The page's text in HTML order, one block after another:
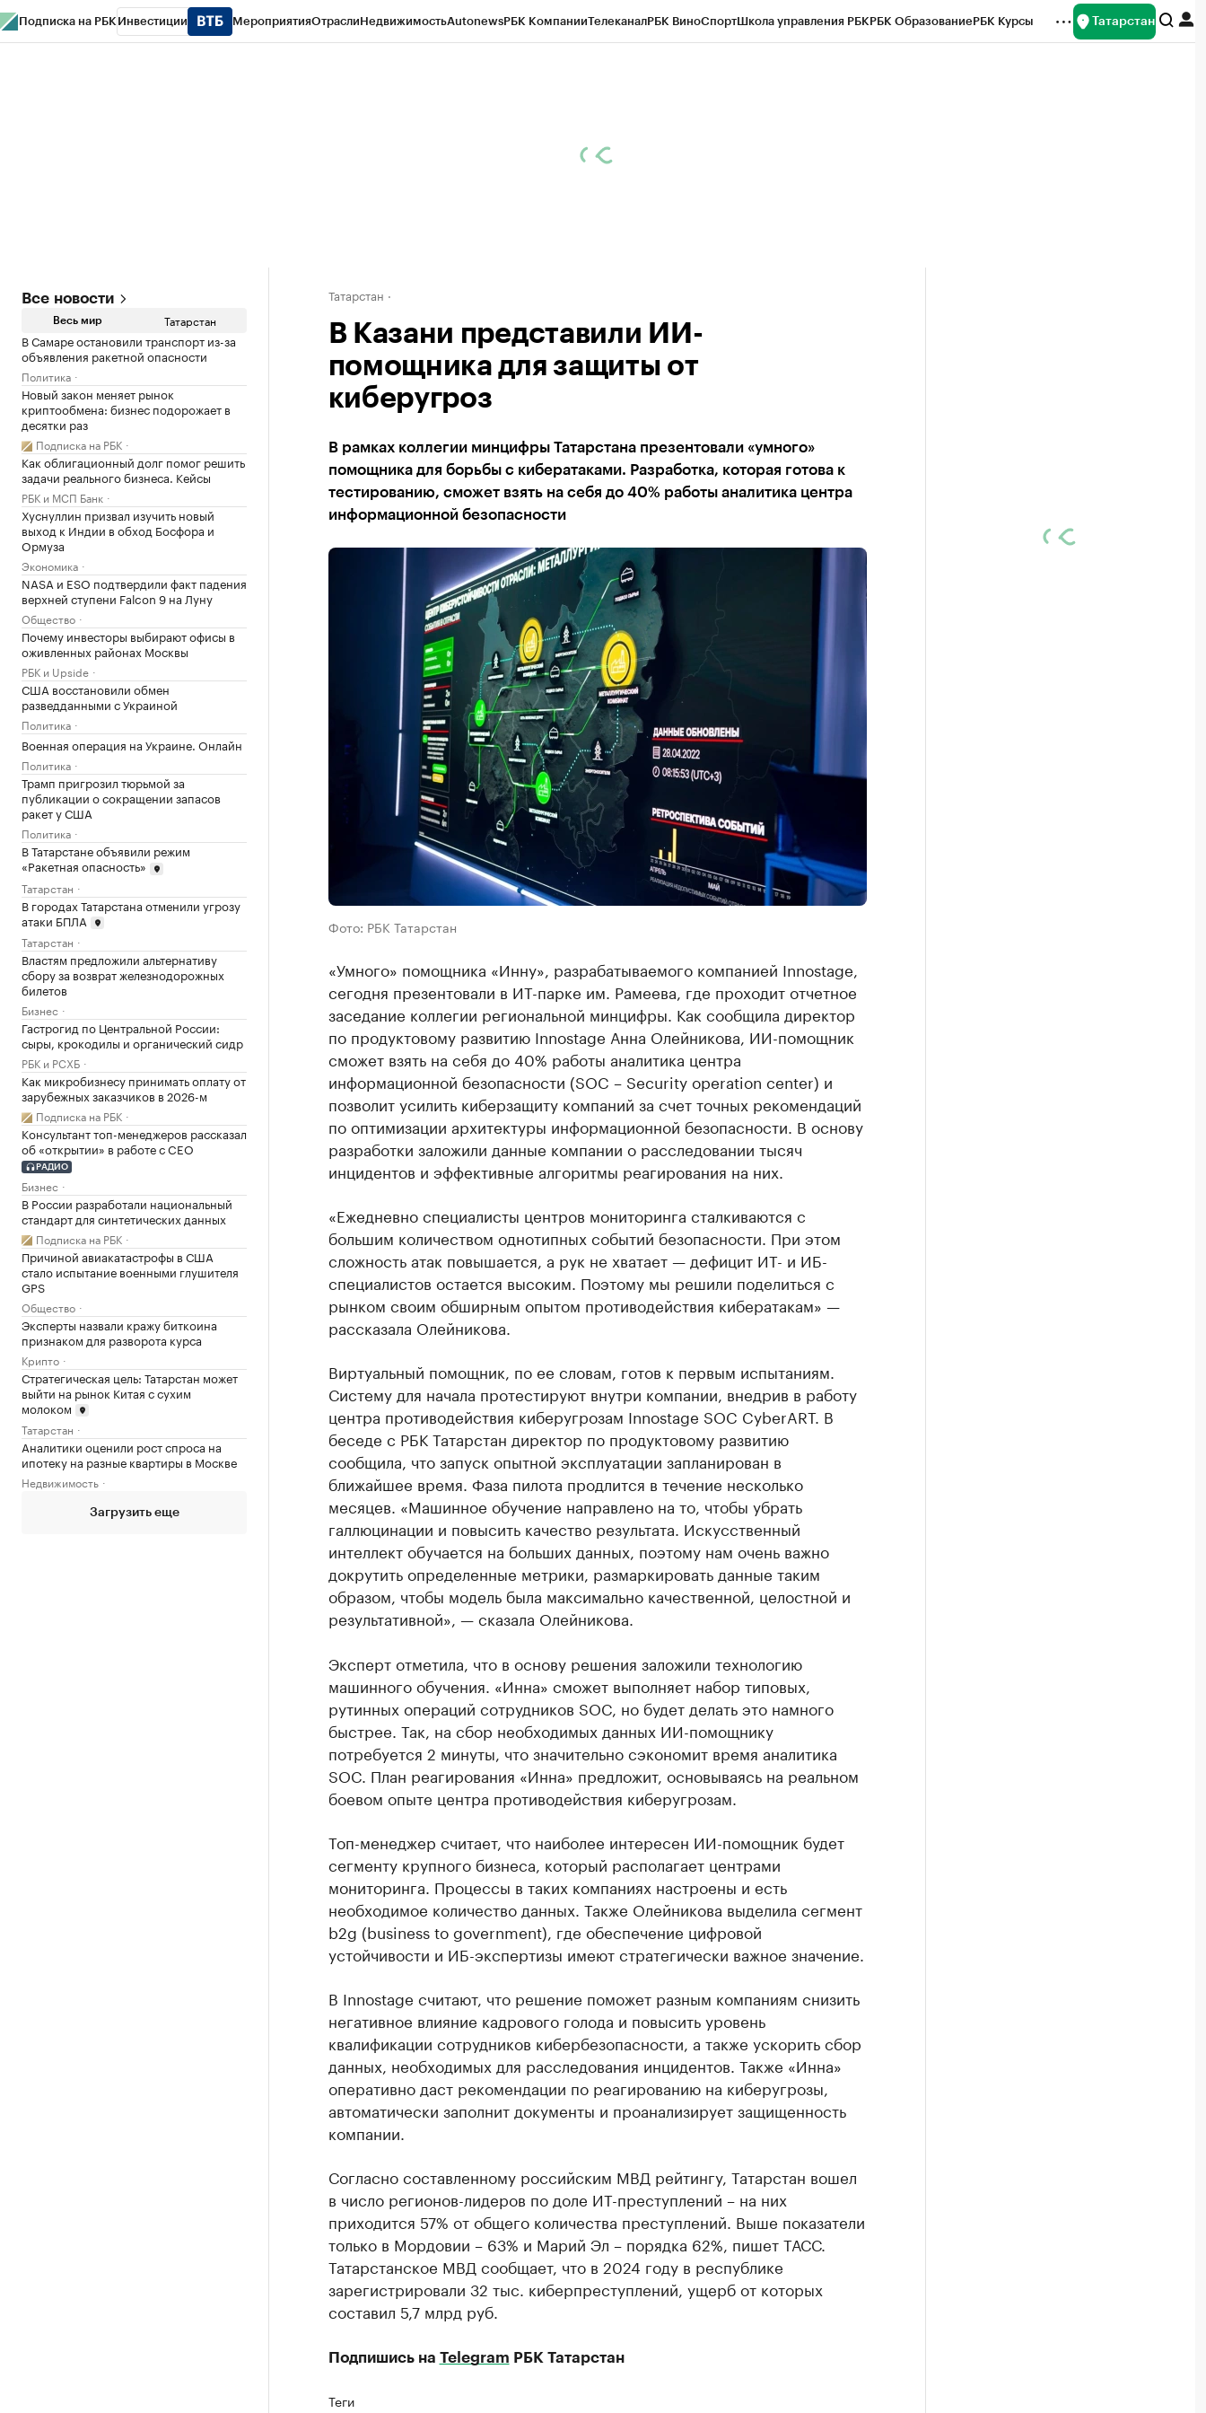
Подписка на РБК Инвестиции МероприятияОтраслиНедвижимостьAutonewsРБК КомпанииТелеканалРБК ВиноСпортШкола управления РБКРБК ОбразованиеРБК Курсы Татарстан
Все новости
Весь мир Татарстан
В Самаре остановили транспорт из-за
объявления ракетной опасности
Политика
Новый закон меняет рынок
криптообмена: бизнес подорожает в
десятки раз
Подписка на РБК
Как облигационный долг помог решить
задачи реального бизнеса. Кейсы
РБК и МСП Банк
Хуснуллин призвал изучить новый
выход к Индии в обход Босфора и
Ормуза
Экономика
NASA и ESO подтвердили факт падения
верхней ступени Falcon 9 на Луну
Общество
Почему инвесторы выбирают офисы в
оживленных районах Москвы
РБК и Upside
США восстановили обмен
разведданными с Украиной
Политика
Военная операция на Украине. Онлайн
Политика
Трамп пригрозил тюрьмой за
публикации о сокращении запасов
ракет у США
Политика
В Татарстане объявили режим
«Ракетная опасность»
Татарстан
В городах Татарстана отменили угрозу
атаки БПЛА
Татарстан
Властям предложили альтернативу
сбору за возврат железнодорожных
билетов
Бизнес
Гастрогид по Центральной России:
сыры, крокодилы и органический сидр
РБК и РСХБ
Как микробизнесу принимать оплату от
зарубежных заказчиков в 2026-м
Подписка на РБК
Консультант топ-менеджеров рассказал
об «открытии» в работе с CEO
РАДИО
Бизнес
В России разработали национальный
стандарт для синтетических данных
Подписка на РБК
Причиной авиакатастрофы в США
стало испытание военными глушителя
GPS
Общество
Эксперты назвали кражу биткоина
признаком для разворота курса
Крипто
Стратегическая цель: Татарстан может
выйти на рынок Китая с сухим
молоком
Татарстан
Аналитики оценили рост спроса на
ипотеку на разные квартиры в Москве
Недвижимость
Загрузить еще
Татарстан
В Казани представили ИИ-
помощника для защиты от
киберугроз
В рамках коллегии минцифры Татарстана презентовали «умного»
помощника для борьбы с кибератаками. Разработка, которая готова к
тестированию, сможет взять на себя до 40% работы аналитика центра
информационной безопасности
Фото: РБК Татарстан
«Умного» помощника «Инну», разрабатываемого компанией Innostage,
сегодня презентовали в ИТ-парке им. Рамеева, где проходит отчетное
заседание коллегии региональной минцифры. Как сообщила директор
по продуктовому развитию Innostage Анна Олейникова, ИИ-помощник
сможет взять на себя до 40% работы аналитика центра
информационной безопасности (SOC – Security operation center) и
позволит усилить киберзащиту компаний за счет точных рекомендаций
по оптимизации архитектуры информационной безопасности. В основу
разработки заложили данные компании о расследовании тысяч
инцидентов и эффективные алгоритмы реагирования на них.
«Ежедневно специалисты центров мониторинга сталкиваются с
большим количеством однотипных событий безопасности. При этом
сложность атак повышается, а рук не хватает — дефицит ИТ- и ИБ-
специалистов остается высоким. Поэтому мы решили поделиться с
рынком своим обширным опытом противодействия кибератакам» —
рассказала Олейникова.
Виртуальный помощник, по ее словам, готов к первым испытаниям.
Систему для начала протестируют внутри компании, внедрив в работу
центра противодействия киберугрозам Innostage SOC CyberART. В
беседе с РБК Татарстан директор по продуктовому развитию
сообщила, что запуск опытной эксплуатации запланирован в
ближайшее время. Фаза пилота продлится в течение несколько
месяцев. «Машинное обучение направлено на то, чтобы убрать
галлюцинации и повысить качество результата. Искусственный
интеллект обучается на больших данных, поэтому нам очень важно
докрутить определенные метрики, размаркировать данные таким
образом, чтобы модель была максимально качественной, целостной и
результативной», — сказала Олейникова.
Эксперт отметила, что в основу решения заложили технологию
машинного обучения. «Инна» сможет выполняет набор типовых,
рутинных операций сотрудников SOC, но будет делать это намного
быстрее. Так, на сбор необходимых данных ИИ-помощнику
потребуется 2 минуты, что значительно сэкономит время аналитика
SOC. План реагирования «Инна» предложит, основываясь на реальном
боевом опыте центра противодействия киберугрозам.
Топ-менеджер считает, что наиболее интересен ИИ-помощник будет
сегменту крупного бизнеса, который располагает центрами
мониторинга. Процессы в таких компаниях настроены и есть
необходимое количество данных. Также Олейникова выделила сегмент
b2g (business to government), где обеспечение цифровой
устойчивости и ИБ-экспертизы имеют стратегически важное значение.
В Innostage считают, что решение поможет разным компаниям снизить
негативное влияние кадрового голода и повысить уровень
квалификации сотрудников кибербезопасности, а также ускорить сбор
данных, необходимых для расследования инцидентов. Также «Инна»
оперативно даст рекомендации по реагированию на киберугрозы,
автоматически заполнит документы и проанализирует защищенность
компании.
Согласно составленному российским МВД рейтингу, Татарстан вошел
в число регионов-лидеров по доле ИТ-преступлений – на них
приходится 57% от общего количества преступлений. Выше показатели
только в Мордовии – 63% и Марий Эл – порядка 62%, пишет ТАСС.
Татарстанское МВД сообщает, что в 2024 году в республике
зарегистрировали 32 тыс. киберпреступлений, ущерб от которых
составил 5,7 млрд руб.
Подпишись на Telegram РБК Татарстан
Теги